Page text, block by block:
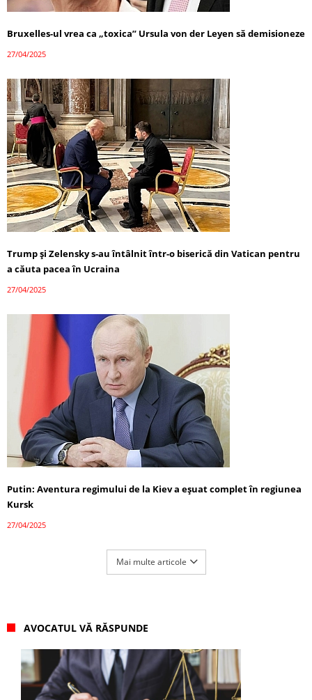
Bruxelles-ul vrea ca „toxica” Ursula von der Leyen să demisioneze
27/04/2025
Trump și Zelensky s-au întâlnit într-o biserică din Vatican pentru
a căuta pacea în Ucraina
27/04/2025
Putin: Aventura regimului de la Kiev a eșuat complet în regiunea
Kursk
27/04/2025
Mai multe articole
AVOCATUL VĂ RĂSPUNDE